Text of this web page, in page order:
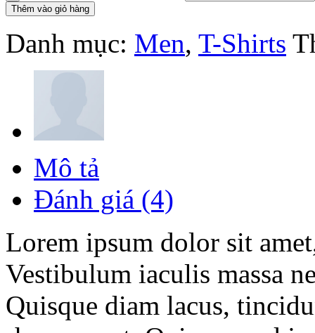
Thêm vào giỏ hàng
Danh mục: Men, T-Shirts
Mô tả
Đánh giá (4)
Lorem ipsum dolor sit
Vestibulum iaculis massa
Quisque diam lacus,